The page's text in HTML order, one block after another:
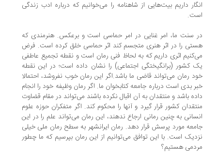
داریم بیت‌هایی از شاهنامه را می‌خوانیم که درباره ادب زندگی
سنت ما، امر غنایی در امر حماسی ا‌ست و برعکس. هنرمندی که
را در اثر هنری متجسم کند اثر حماسی خلق کرده‌ است. فرض
اثری داریم که به لحاظ فنی رمان است و نقطه تجمیع عاطفی
کشور (برانگیختگی اجتماعی) را نشان داده ‌است؛ در این نقطه
رمان می‌تواند قاضی ما باشد.اگر این رمان خوب نفروشد، احتمالا
بدی است درباره جامعه کتابخوان ما. اگر رمان وظیفه خود را انجام
باشد و منتقدان به آن اقبال نکرده ‌باشند می‌تواند در مقام قضاوت
کشور قرار گیرد و آنها را محکوم کند. اگر متفکران حوزه علوم
به چنین رمانی ارجاع ندهند، این رمان می‌تواند علم را در این
مورد پرسش قرار دهد. رمان ایرانشهر به سطح رمان ملی خیلی
است. با این توافق می‌توانیم از این رمان بپرسیم که ما چطور
هستیم؟